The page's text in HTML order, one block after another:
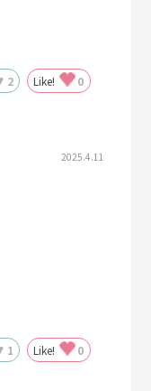
2 Like! 0
2025.4.11
1 Like! 0